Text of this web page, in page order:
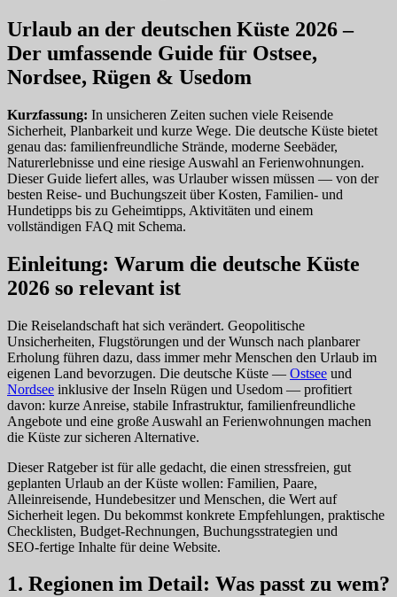
Urlaub an der deutschen Küste 2026 –
Der umfassende Guide für Ostsee,
Nordsee, Rügen & Usedom
Kurzfassung: In unsicheren Zeiten suchen viele Reisende
Sicherheit, Planbarkeit und kurze Wege. Die deutsche Küste bietet
genau das: familienfreundliche Strände, moderne Seebäder,
Naturerlebnisse und eine riesige Auswahl an Ferienwohnungen.
Dieser Guide liefert alles, was Urlauber wissen müssen — von der
besten Reise‑ und Buchungszeit über Kosten, Familien‑ und
Hundetipps bis zu Geheimtipps, Aktivitäten und einem
vollständigen FAQ mit Schema.
Einleitung: Warum die deutsche Küste
2026 so relevant ist
Die Reiselandschaft hat sich verändert. Geopolitische
Unsicherheiten, Flugstörungen und der Wunsch nach planbarer
Erholung führen dazu, dass immer mehr Menschen den Urlaub im
eigenen Land bevorzugen. Die deutsche Küste — Ostsee und
Nordsee inklusive der Inseln Rügen und Usedom — profitiert
davon: kurze Anreise, stabile Infrastruktur, familienfreundliche
Angebote und eine große Auswahl an Ferienwohnungen machen
die Küste zur sicheren Alternative.
Dieser Ratgeber ist für alle gedacht, die einen stressfreien, gut
geplanten Urlaub an der Küste wollen: Familien, Paare,
Alleinreisende, Hundebesitzer und Menschen, die Wert auf
Sicherheit legen. Du bekommst konkrete Empfehlungen, praktische
Checklisten, Budget‑Rechnungen, Buchungsstrategien und
SEO‑fertige Inhalte für deine Website.
1. Regionen im Detail: Was passt zu wem?